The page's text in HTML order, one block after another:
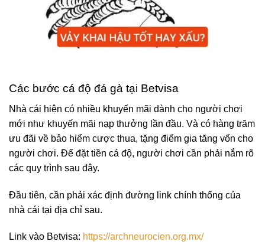
Các bước cá độ đá gà tại Betvisa
Nhà cái hiện có nhiều khuyến mãi dành cho người chơi
mới như khuyến mãi nạp thưởng lần đầu. Và có hàng trăm
ưu đãi về bảo hiểm cược thua, tặng điểm gia tăng vốn cho
người chơi. Để đặt tiền cá độ, người chơi cần phải nắm rõ
các quy trình sau đây.
Đầu tiên, cần phải xác định đường link chính thống của
nhà cái tại địa chỉ sau.
Link vào Betvisa: https://archneurocien.org.mx/